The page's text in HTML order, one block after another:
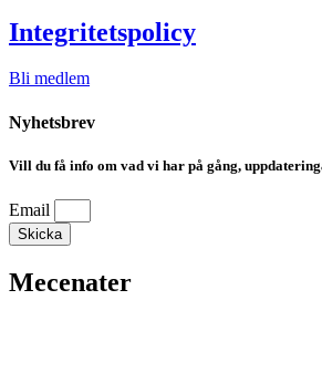
Integritetspolicy
Bli medlem
Nyhetsbrev
Vill du få info om vad vi har på gång,
Email
Skicka
Mecenater